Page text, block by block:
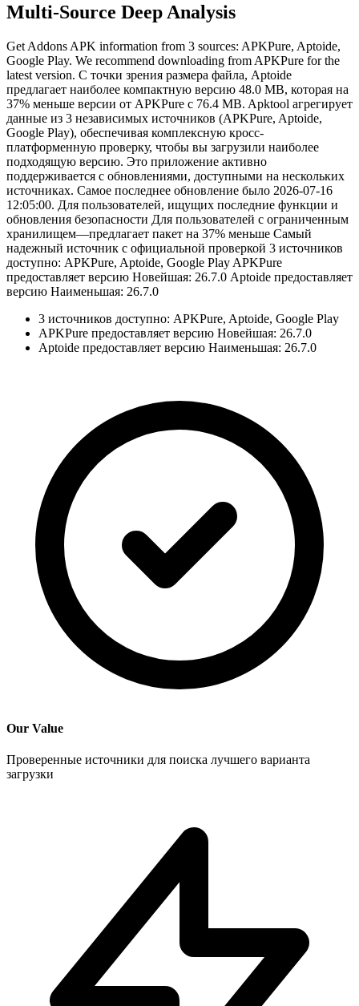
Multi-Source Deep Analysis
Get Addons APK information from 3 sources: APKPure, Aptoide,
Google Play. We recommend downloading from APKPure for the
latest version. С точки зрения размера файла, Aptoide
предлагает наиболее компактную версию 48.0 MB, которая на
37% меньше версии от APKPure с 76.4 MB. Apktool агрегирует
данные из 3 независимых источников (APKPure, Aptoide,
Google Play), обеспечивая комплексную кросс-
платформенную проверку, чтобы вы загрузили наиболее
подходящую версию. Это приложение активно
поддерживается с обновлениями, доступными на нескольких
источниках. Самое последнее обновление было 2026-07-16
12:05:00. Для пользователей, ищущих последние функции и
обновления безопасности Для пользователей с ограниченным
хранилищем—предлагает пакет на 37% меньше Самый
надежный источник с официальной проверкой 3 источников
доступно: APKPure, Aptoide, Google Play APKPure
предоставляет версию Новейшая: 26.7.0 Aptoide предоставляет
версию Наименьшая: 26.7.0
3 источников доступно: APKPure, Aptoide, Google Play
APKPure предоставляет версию Новейшая: 26.7.0
Aptoide предоставляет версию Наименьшая: 26.7.0
Our Value
Проверенные источники для поиска лучшего варианта
загрузки